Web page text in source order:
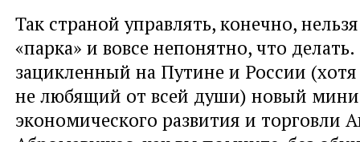
Так страной управлять, конечно,
«парка» и вовсе непонятно, что
зацикленный на Путине и России (хотя
не любящий от всей души) новый
экономического развития и торговли